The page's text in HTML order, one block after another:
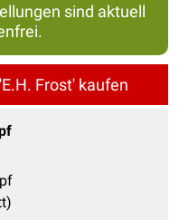
sind aktuell
Frost' kaufen